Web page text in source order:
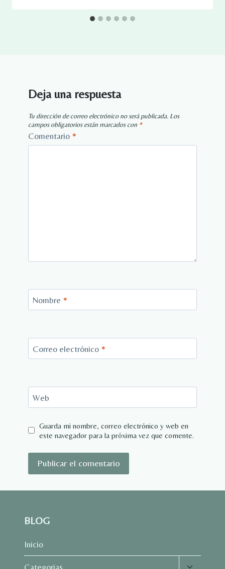
Deja una respuesta
Tu dirección de correo electrónico no será publicada. Los
campos obligatorios están marcados con *
Comentario *
Nombre *
Correo electrónico *
Web
Guarda mi nombre, correo electrónico y web en
este navegador para la próxima vez que comente.
BLOG
Inicio
Categorias Alternar